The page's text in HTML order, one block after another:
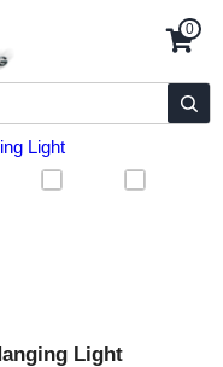
0
Light